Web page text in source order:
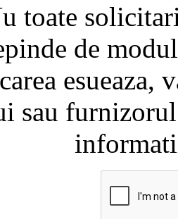
toate
de
sau